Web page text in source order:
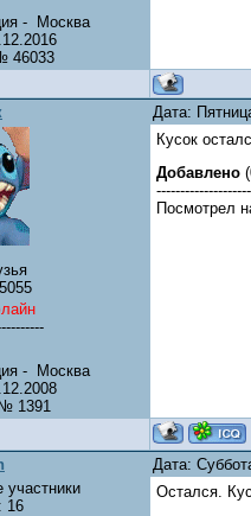
- Москва
46033
Дата:
5055
- Москва
1391
Кусок
Добавлено
Посмотрел
Дата:
участники
16
Остался.